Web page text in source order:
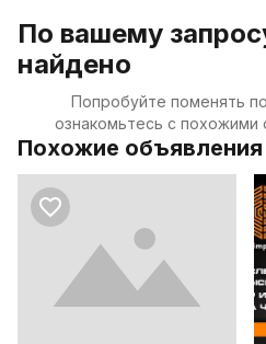
По вашему
найдено
Попробуйте поменять
ознакомьтесь с
Похожие объявления